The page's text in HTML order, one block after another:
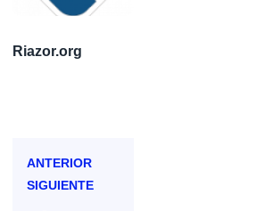
Riazor.org
ANTERIOR
SIGUIENTE